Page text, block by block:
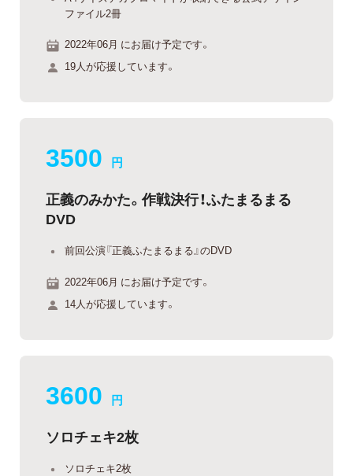
ファイル2冊
2022年06月 にお届け予定です。
19人が応援しています。
3500 円
正義のみかた。作戦決行！ふたまるまる
DVD
前回公演『正義ふたまるまる』のDVD
2022年06月 にお届け予定です。
14人が応援しています。
3600 円
ソロチェキ2枚
ソロチェキ2枚